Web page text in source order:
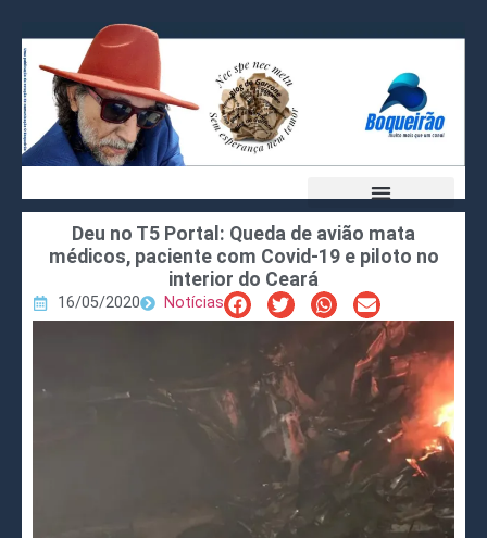
Deu no T5 Portal: Queda de avião mata
médicos, paciente com Covid-19 e piloto no
interior do Ceará
16/05/2020 Notícias